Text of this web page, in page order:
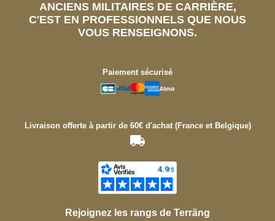
ANCIENS MILITAIRES DE CARRIÈRE,
C'EST EN PROFESSIONNELS QUE NOUS
VOUS RENSEIGNONS.
Paiement sécurisé
Livraison offerte à partir de 60€ d'achat (France et Belgique)
Rejoignez les rangs de Terräng